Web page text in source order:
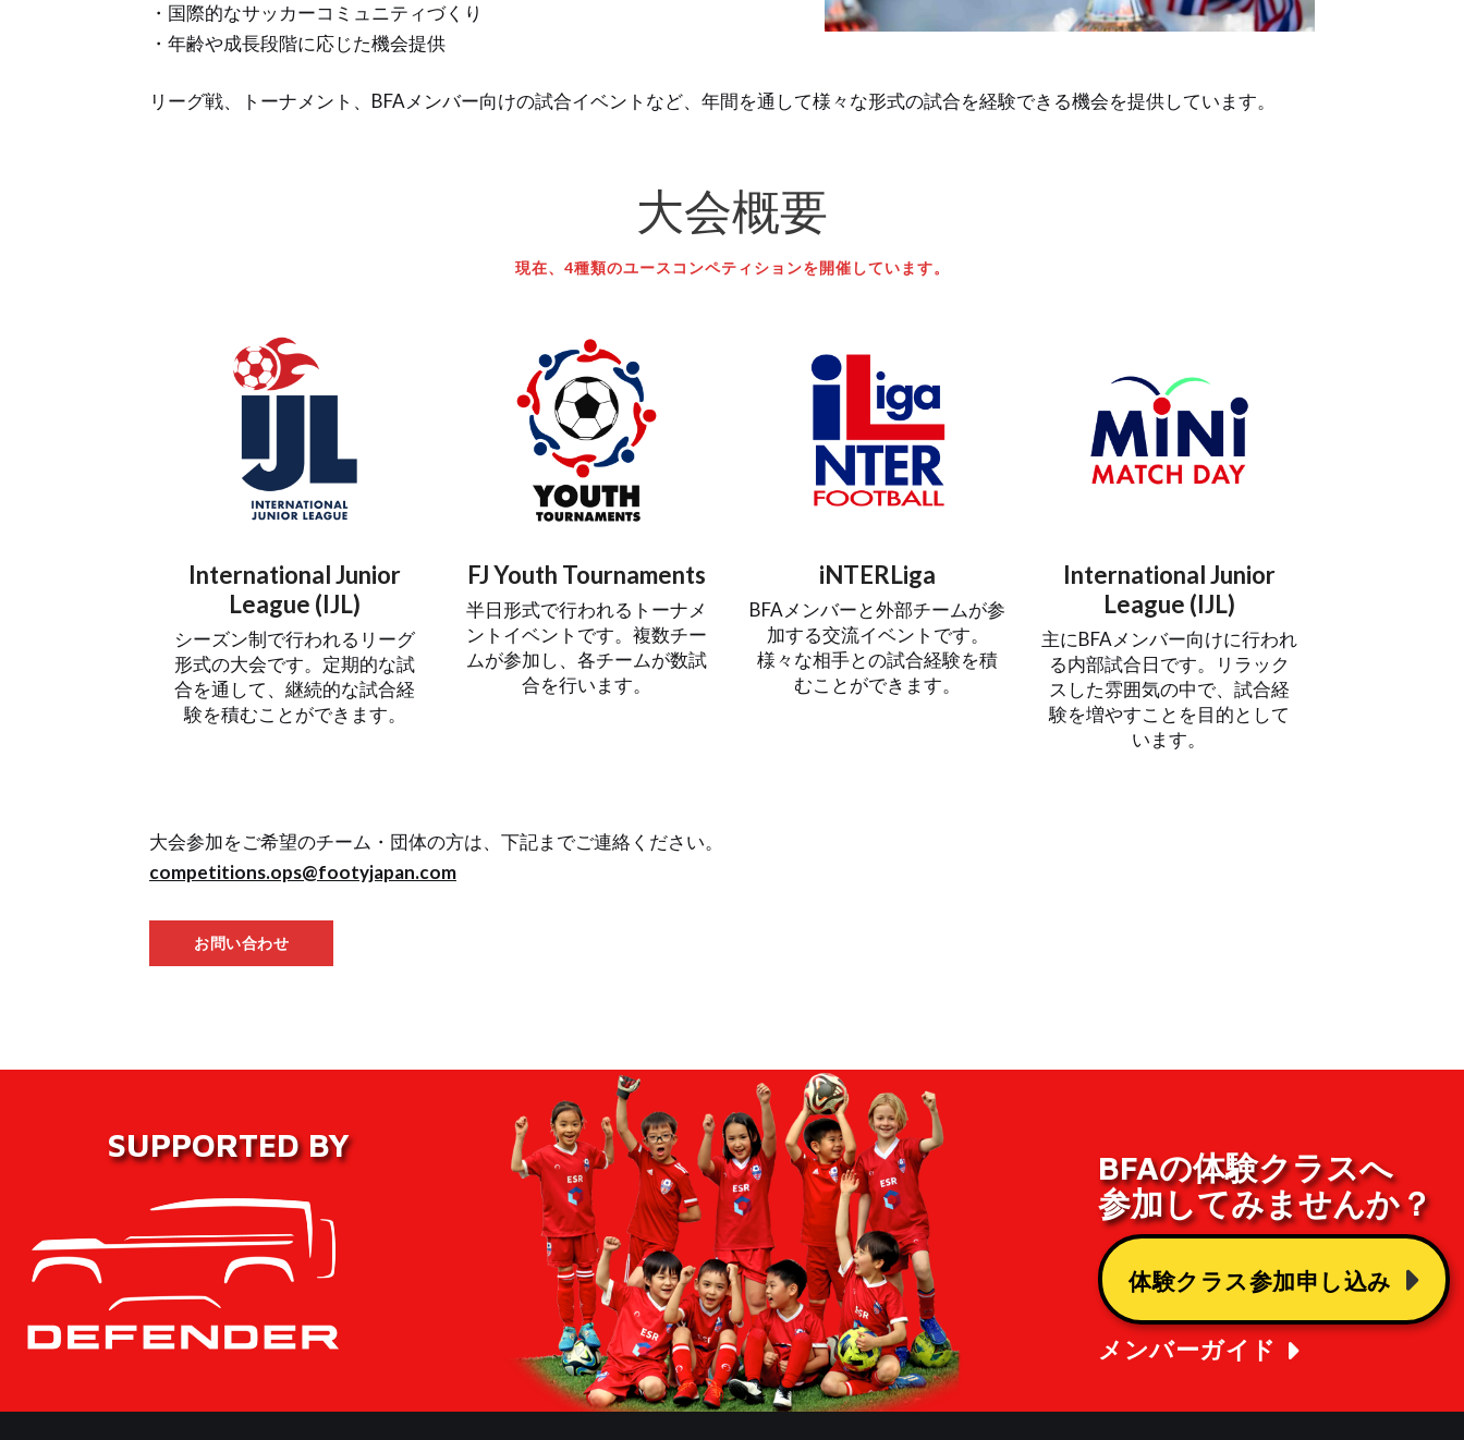
・国際的なサッカーコミュニティづくり
・年齢や成長段階に応じた機会提供
リーグ戦、トーナメント、BFAメンバー向けの試合イベントなど、年間を通して様々な形式の試合を経験できる機会を提供しています。
大会概要
現在、4種類のユースコンペティションを開催しています。
International Junior
League (IJL)
シーズン制で行われるリーグ
形式の大会です。定期的な試
合を通して、継続的な試合経
験を積むことができます。
FJ Youth Tournaments
半日形式で行われるトーナメ
ントイベントです。複数チー
ムが参加し、各チームが数試
合を行います。
iNTERLiga
BFAメンバーと外部チームが参
加する交流イベントです。
様々な相手との試合経験を積
むことができます。
International Junior
League (IJL)
主にBFAメンバー向けに行われ
る内部試合日です。リラック
スした雰囲気の中で、試合経
験を増やすことを目的として
います。
大会参加をご希望のチーム・団体の方は、下記までご連絡ください。
competitions.ops@footyjapan.com
お問い合わせ
SUPPORTED BY
BFAの体験クラスへ
参加してみませんか？
体験クラス参加申し込み
メンバーガイド